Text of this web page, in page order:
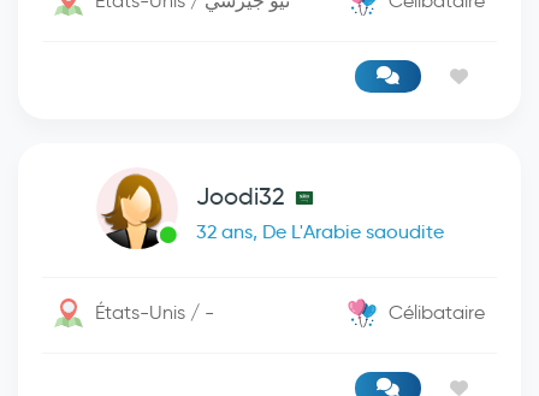
Joodi32
32 ans, De L'Arabie saoudite
États-Unis / - Célibataire